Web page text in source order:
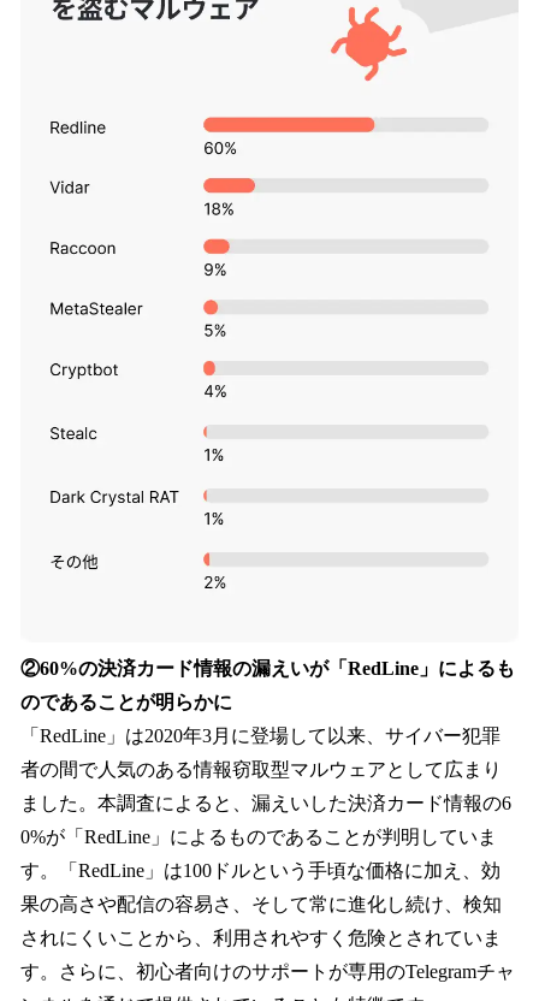
②60%の決済カード情報の漏えいが「RedLine」によるも
のであることが明らかに
「RedLine」は2020年3月に登場して以来、サイバー犯罪
者の間で人気のある情報窃取型マルウェアとして広まり
ました。本調査によると、漏えいした決済カード情報の6
0%が「RedLine」によるものであることが判明していま
す。「RedLine」は100ドルという手頃な価格に加え、効
果の高さや配信の容易さ、そして常に進化し続け、検知
されにくいことから、利用されやすく危険とされていま
す。さらに、初心者向けのサポートが専用のTelegramチャ